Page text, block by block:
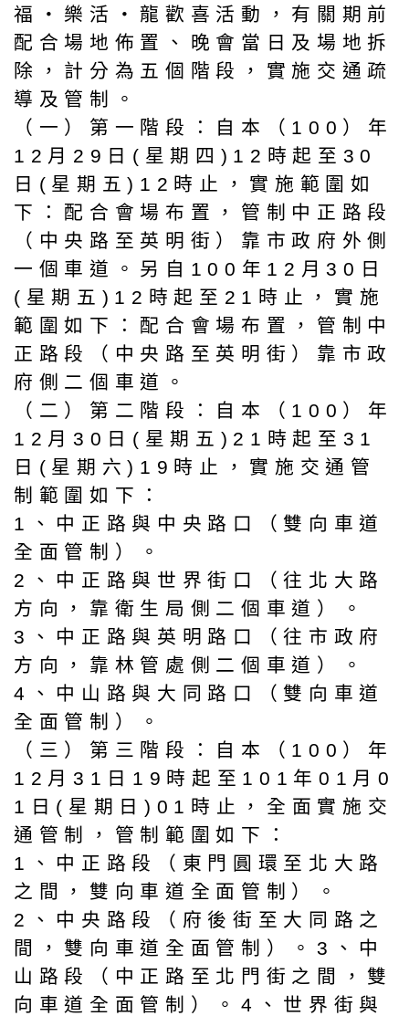
福‧樂活‧龍歡喜活動，有關期前
配合場地佈置、晚會當日及場地拆
除，計分為五個階段，實施交通疏
導及管制。
（一）第一階段：自本（100）年
12月29日(星期四)12時起至30
日(星期五)12時止，實施範圍如
下：配合會場布置，管制中正路段
（中央路至英明街）靠市政府外側
一個車道。另自100年12月30日
(星期五)12時起至21時止，實施
範圍如下：配合會場布置，管制中
正路段（中央路至英明街）靠市政
府側二個車道。
（二）第二階段：自本（100）年
12月30日(星期五)21時起至31
日(星期六)19時止，實施交通管
制範圍如下：
1、中正路與中央路口（雙向車道
全面管制）。
2、中正路與世界街口（往北大路
方向，靠衛生局側二個車道）。
3、中正路與英明路口（往市政府
方向，靠林管處側二個車道）。
4、中山路與大同路口（雙向車道
全面管制）。
（三）第三階段：自本（100）年
12月31日19時起至101年01月0
1日(星期日)01時止，全面實施交
通管制，管制範圍如下：
1、中正路段（東門圓環至北大路
之間，雙向車道全面管制）。
2、中央路段（府後街至大同路之
間，雙向車道全面管制）。3、中
山路段（中正路至北門街之間，雙
向車道全面管制）。4、世界街與